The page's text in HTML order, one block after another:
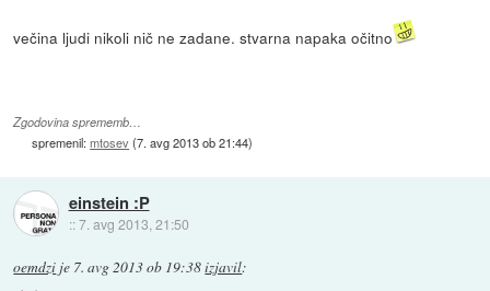
večina ljudi nikoli nič ne zadane. stvarna napaka očitno
Zgodovina sprememb…
spremenil:mtosev(7. avg 2013 ob 21:44)
einstein :P
::7. avg 2013, 21:50
oemdzi je 7. avg 2013 ob 19:38izjavil: